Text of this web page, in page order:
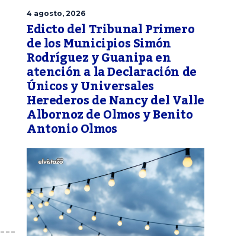
4 agosto, 2026
Edicto del Tribunal Primero
de los Municipios Simón
Rodríguez y Guanipa en
atención a la Declaración de
Únicos y Universales
Herederos de Nancy del Valle
Albornoz de Olmos y Benito
Antonio Olmos